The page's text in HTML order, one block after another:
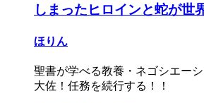
しまったヒロインと蛇が世
ほりん
聖書が学べる教養・ネゴシエー
大佐！任務を続行する！！